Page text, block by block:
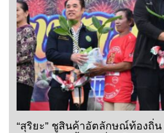
“สุริยะ” ชูสินค้าอัตลักษณ์ท้องถิ่น